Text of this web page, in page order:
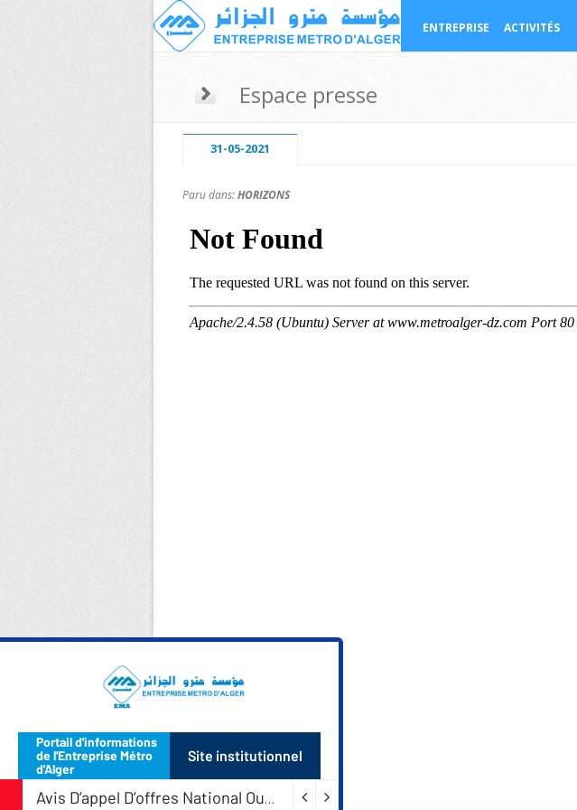
ENTREPRISE ACTIVITÉS
Espace presse
31-05-2021
Paru dans:HORIZONS